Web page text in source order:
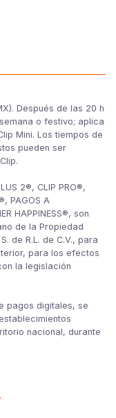
Después de las 20 h
o festivo; aplica
Mini. Los tiempos de
pueden ser
2®, CLIP PRO®,
PAGOS A
HAPPINESS®, son
de la Propiedad
de R.L. de C.V., para
para los efectos
la legislación
pagos digitales, se
nacional, durante